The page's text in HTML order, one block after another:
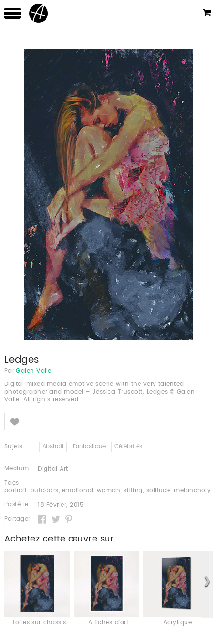
Ledges
Par Galen Valle
Digital mixed media emotive scene with the very talented
photographer and model – Jessica Truscott. Ledges © Galen
Valle. All rights reserved.
Like
Sujets Abstrait Fantastique Célébrités
Medium
Digital Art
Tags
portrait, outdoors, emotional, woman,sitting, solitude, melancholy
Posté le
18 Février, 2015
Partager
Achetez cette œuvre sur
Toiles sur chassis Affiches d'art Acrylique